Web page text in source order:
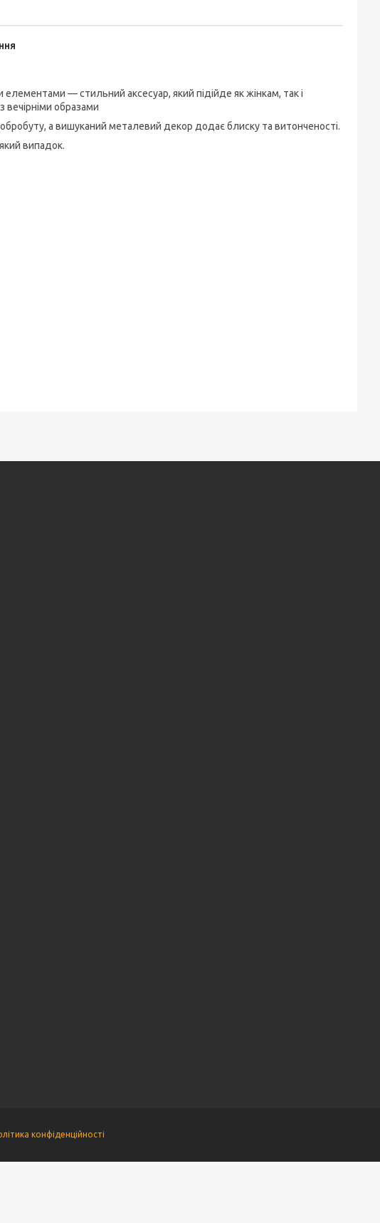
елементами — стильний аксесуар, який підійде як жінкам, так і
вечірніми образами
а вишуканий металевий декор додає блиску та витонченості.
випадок.
конфіденційності